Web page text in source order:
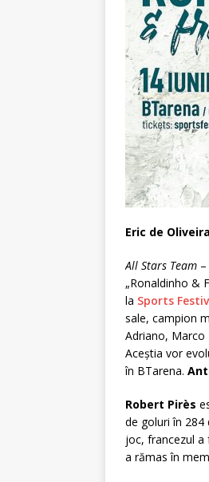
Eric de
All Stars Team
„Ronaldinho &
la Sports
sale, campion
Adriano, Marco
Aceștia vor
în BTarena.
Robert Pirès
de goluri în 284
joc, francezul a
a rămas în